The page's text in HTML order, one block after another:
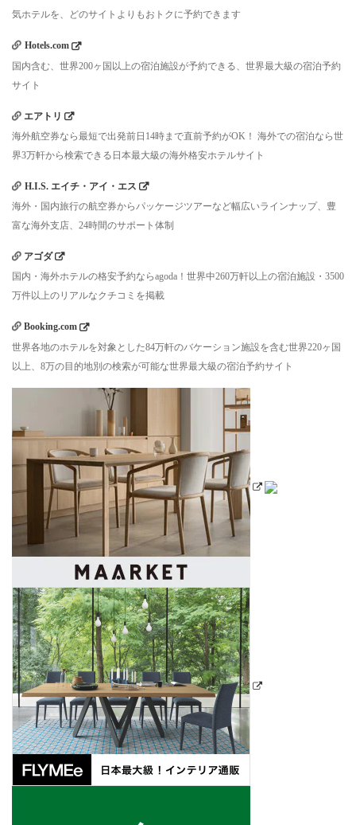
気ホテルを、どのサイトよりもおトクに予約できます
Hotels.com
国内含む、世界200ヶ国以上の宿泊施設が予約できる、世界最大級の宿泊予約
サイト
エアトリ
海外航空券なら最短で出発前日14時まで直前予約がOK！ 海外での宿泊なら世
界3万軒から検索できる日本最大級の海外格安ホテルサイト
H.I.S. エイチ・アイ・エス
海外・国内旅行の航空券からパッケージツアーなど幅広いラインナップ、豊
富な海外支店、24時間のサポート体制
アゴダ
国内・海外ホテルの格安予約ならagoda！世界中260万軒以上の宿泊施設・3500
万件以上のリアルなクチコミを掲載
Booking.com
世界各地のホテルを対象とした84万軒のバケーション施設を含む世界220ヶ国
以上、8万の目的地別の検索が可能な世界最大級の宿泊予約サイト